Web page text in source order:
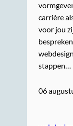
carrière
voor jou
stappen…
06